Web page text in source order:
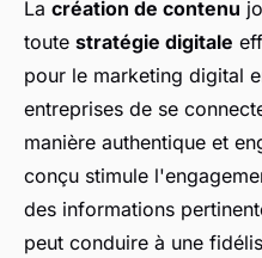
La création de contenu
toute stratégie digitale
pour le marketing digital
entreprises de se
manière authentique et
conçu stimule
des informations
peut conduire à une